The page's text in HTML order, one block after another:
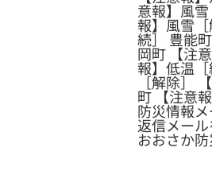
意報】風
報】風雪
続］ 豊能
岡町 【注
報】低温
［解除］
町 【注意
防災情報
返信メー
おおさか